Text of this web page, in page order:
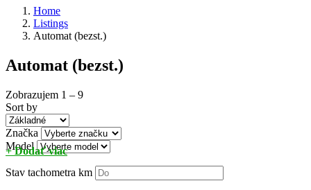
Home
Listings
Automat (bezst.)
Automat (bezst.)
Zobrazujem 1 – 9
Sort by
Značka
Model
+ Dodať viac
Stav tachometra km